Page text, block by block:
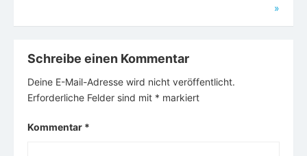
»
Schreibe einen Kommentar
Deine E-Mail-Adresse wird nicht veröffentlicht.
Erforderliche Felder sind mit * markiert
Kommentar *